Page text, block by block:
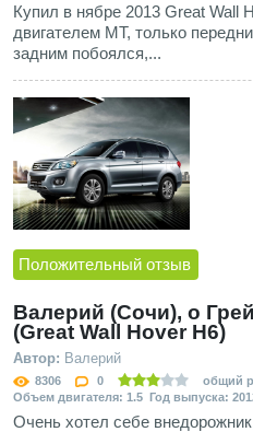
Купил в нябре 2013 Great Wall
двигателем МТ, только
задним побоялся,...
Положительный отзыв
Валерий (Сочи), о
(Great Wall Hover H6)
Автор: Валерий
8306 0
общий
Объем двигателя: 1.5 Год выпуска:
Очень хотел себе